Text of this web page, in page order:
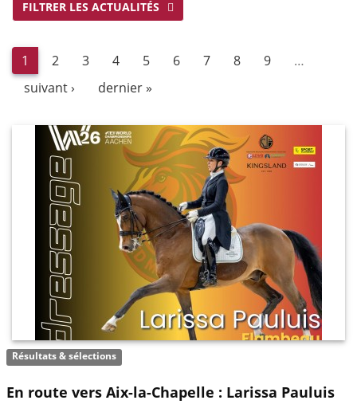
FILTRER LES ACTUALITÉS
1 2 3 4 5 6 7 8 9
…
suivant ›
dernier »
Résultats & sélections
En route vers Aix-la-Chapelle : Larissa Pauluis